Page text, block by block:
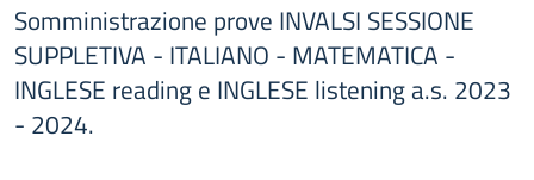
Somministrazione prove INVALSI SESSIONE
SUPPLETIVA - ITALIANO - MATEMATICA -
INGLESE reading e INGLESE listening a.s. 2023
- 2024.